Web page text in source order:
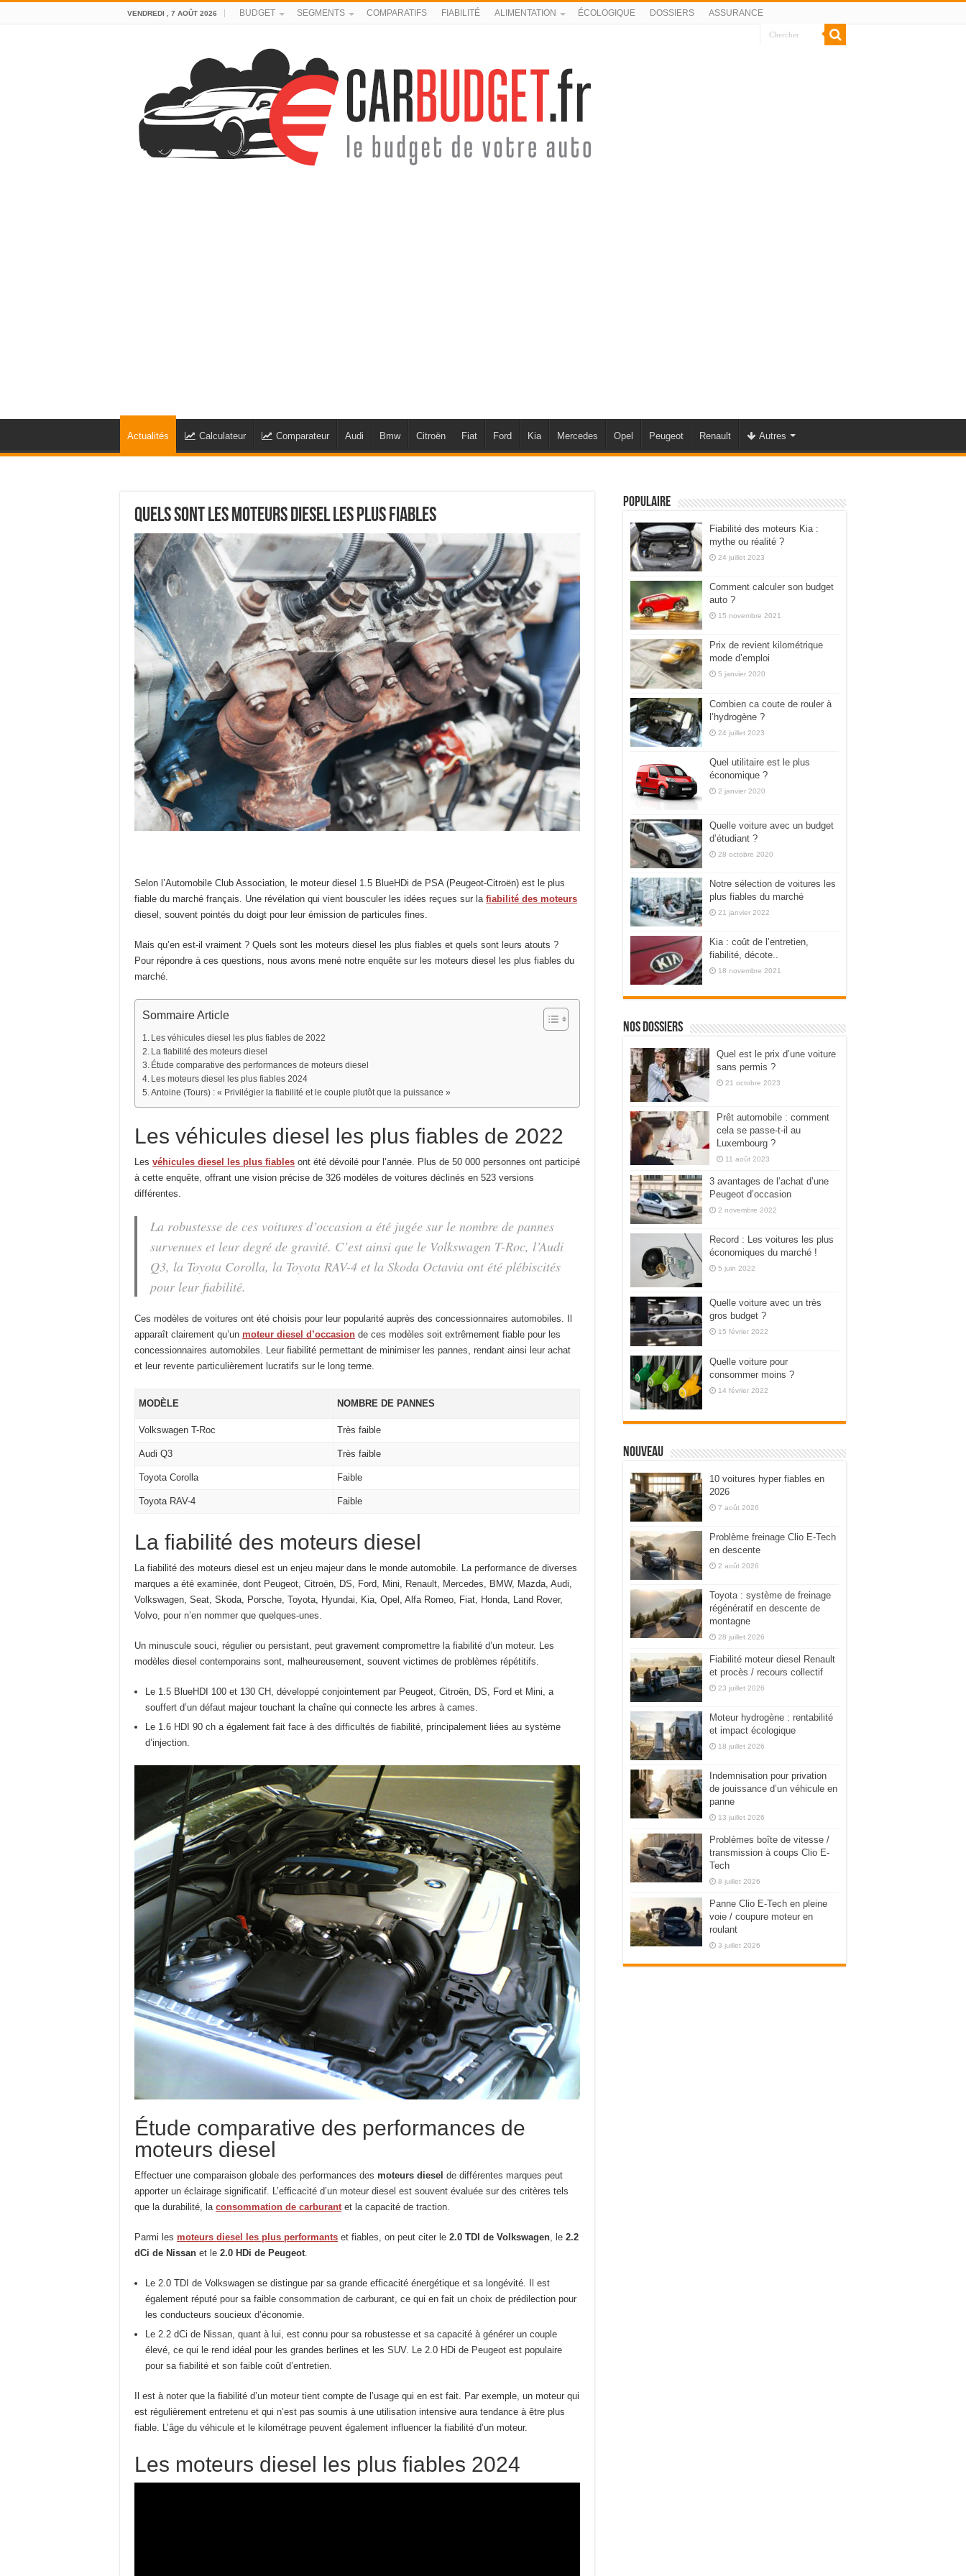
VENDREDI , 7 AOÛT 2026 BUDGET SEGMENTS COMPARATIFS FIABILITÉ ALIMENTATION ÉCOLOGIQUE DOSSIERS ASSURANCE
Actualités Calculateur Comparateur Audi Bmw Citroën Fiat Ford Kia Mercedes Opel Peugeot Renault Autres
Quels sont les moteurs Diesel les plus fiables
Selon l’Automobile Club Association, le moteur diesel 1.5 BlueHDi de PSA (Peugeot-Citroën) est le plus
fiable du marché français. Une révélation qui vient bousculer les idées reçues sur la fiabilité des moteurs
diesel, souvent pointés du doigt pour leur émission de particules fines.
Mais qu’en est-il vraiment ? Quels sont les moteurs diesel les plus fiables et quels sont leurs atouts ?
Pour répondre à ces questions, nous avons mené notre enquête sur les moteurs diesel les plus fiables du
marché.
Sommaire Article
Les véhicules diesel les plus fiables de 2022
La fiabilité des moteurs diesel
Étude comparative des performances de moteurs diesel
Les moteurs diesel les plus fiables 2024
Antoine (Tours) : « Privilégier la fiabilité et le couple plutôt que la puissance »
Les véhicules diesel les plus fiables de 2022
Les véhicules diesel les plus fiables ont été dévoilé pour l’année. Plus de 50 000 personnes ont participé
à cette enquête, offrant une vision précise de 326 modèles de voitures déclinés en 523 versions
différentes.
La robustesse de ces voitures d’occasion a été jugée sur le nombre de pannes
survenues et leur degré de gravité. C’est ainsi que le Volkswagen T-Roc, l’Audi
Q3, la Toyota Corolla, la Toyota RAV-4 et la Skoda Octavia ont été plébiscités
pour leur fiabilité.
Ces modèles de voitures ont été choisis pour leur popularité auprès des concessionnaires automobiles. Il
apparaît clairement qu’un moteur diesel d’occasion de ces modèles soit extrêmement fiable pour les
concessionnaires automobiles. Leur fiabilité permettant de minimiser les pannes, rendant ainsi leur achat
et leur revente particulièrement lucratifs sur le long terme.
MODÈLE NOMBRE DE PANNES
Volkswagen T-Roc Très faible
Audi Q3 Très faible
Toyota Corolla Faible
Toyota RAV-4 Faible
La fiabilité des moteurs diesel
La fiabilité des moteurs diesel est un enjeu majeur dans le monde automobile. La performance de diverses
marques a été examinée, dont Peugeot, Citroën, DS, Ford, Mini, Renault, Mercedes, BMW, Mazda, Audi,
Volkswagen, Seat, Skoda, Porsche, Toyota, Hyundai, Kia, Opel, Alfa Romeo, Fiat, Honda, Land Rover,
Volvo, pour n’en nommer que quelques-unes.
Un minuscule souci, régulier ou persistant, peut gravement compromettre la fiabilité d’un moteur. Les
modèles diesel contemporains sont, malheureusement, souvent victimes de problèmes répétitifs.
Le 1.5 BlueHDI 100 et 130 CH, développé conjointement par Peugeot, Citroën, DS, Ford et Mini, a
souffert d’un défaut majeur touchant la chaîne qui connecte les arbres à cames.
Le 1.6 HDI 90 ch a également fait face à des difficultés de fiabilité, principalement liées au système
d’injection.
Étude comparative des performances de
moteurs diesel
Effectuer une comparaison globale des performances des moteurs diesel de différentes marques peut
apporter un éclairage significatif. L’efficacité d’un moteur diesel est souvent évaluée sur des critères tels
que la durabilité, la consommation de carburant et la capacité de traction.
Parmi les moteurs diesel les plus performants et fiables, on peut citer le 2.0 TDI de Volkswagen , le 2.2
dCi de Nissan et le 2.0 HDi de Peugeot
Le 2.0 TDI de Volkswagen se distingue par sa grande efficacité énergétique et sa longévité. Il est
également réputé pour sa faible consommation de carburant, ce qui en fait un choix de prédilection pour
les conducteurs soucieux d’économie.
Le 2.2 dCi de Nissan, quant à lui, est connu pour sa robustesse et sa capacité à générer un couple
élevé, ce qui le rend idéal pour les grandes berlines et les SUV. Le 2.0 HDi de Peugeot est populaire
pour sa fiabilité et son faible coût d’entretien.
Il est à noter que la fiabilité d’un moteur tient compte de l’usage qui en est fait. Par exemple, un moteur qui
est régulièrement entretenu et qui n’est pas soumis à une utilisation intensive aura tendance à être plus
fiable. L’âge du véhicule et le kilométrage peuvent également influencer la fiabilité d’un moteur.
Les moteurs diesel les plus fiables 2024
Populaire
Fiabilité des moteurs Kia :
mythe ou réalité ?
24 juillet 2023
Comment calculer son budget
auto ?
15 novembre 2021
Prix de revient kilométrique
mode d’emploi
5 janvier 2020
Combien ca coute de rouler à
l’hydrogène ?
24 juillet 2023
Quel utilitaire est le plus
économique ?
2 janvier 2020
Quelle voiture avec un budget
d’étudiant ?
28 octobre 2020
Notre sélection de voitures les
plus fiables du marché
21 janvier 2022
Kia : coût de l’entretien,
fiabilité, décote..
18 novembre 2021
Nos dossiers
Quel est le prix d’une voiture
sans permis ?
21 octobre 2023
Prêt automobile : comment
cela se passe-t-il au
Luxembourg ?
11 août 2023
3 avantages de l’achat d’une
Peugeot d’occasion
2 novembre 2022
Record : Les voitures les plus
économiques du marché !
5 juin 2022
Quelle voiture avec un très
gros budget ?
15 février 2022
Quelle voiture pour
consommer moins ?
14 février 2022
Nouveau
10 voitures hyper fiables en
2026
7 août 2026
Problème freinage Clio E-Tech
en descente
2 août 2026
Toyota : système de freinage
régénératif en descente de
montagne
28 juillet 2026
Fiabilité moteur diesel Renault
et procès / recours collectif
23 juillet 2026
Moteur hydrogène : rentabilité
et impact écologique
18 juillet 2026
Indemnisation pour privation
de jouissance d’un véhicule en
panne
13 juillet 2026
Problèmes boîte de vitesse /
transmission à coups Clio E-
Tech
8 juillet 2026
Panne Clio E-Tech en pleine
voie / coupure moteur en
roulant
3 juillet 2026